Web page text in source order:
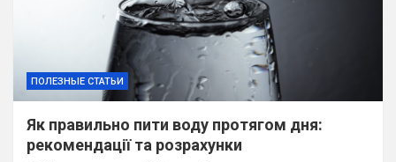
ПОЛЕЗНЫЕ СТАТЬИ
Як правильно пити воду протягом дня:
рекомендації та розрахунки